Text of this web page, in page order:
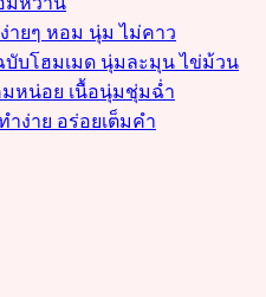
ายๆ หอม นุ่ม ไม่คาว
บับโฮมเมด นุ่มละมุน ไข่ม้วน
หน่อย เนื้อนุ่มชุ่มฉ่ำ
ง่าย อร่อยเต็มคำ